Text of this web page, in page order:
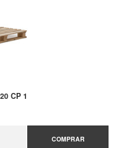
CP 1
COMPRAR